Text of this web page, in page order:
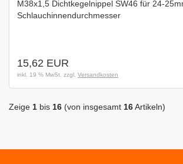
M38x1,5 Dichtkegelnippel SW46 für 24-
Schlauchinnendurchmesser
15,62 EUR
inkl. 19 % MwSt. zzgl. Versandkosten
Zeige 1 bis 16 (von insgesamt 16Artikeln)